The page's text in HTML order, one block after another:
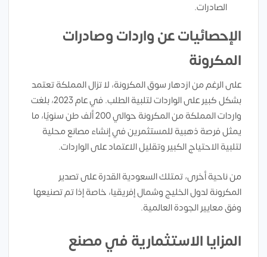
الصادرات.
الإحصائيات عن واردات وصادرات
المكرونة
على الرغم من ازدهار سوق المكرونة، لا تزال المملكة تعتمد
بشكل كبير على الواردات لتلبية الطلب. في عام 2023، بلغت
واردات المملكة من المكرونة حوالي 200 ألف طن سنويًا، ما
يمثل فرصة ذهبية للمستثمرين في إنشاء مصانع محلية
لتلبية الاحتياج الكبير وتقليل الاعتماد على الواردات.
من ناحية أخرى، تمتلك السعودية القدرة على تصدير
المكرونة لدول الخليج وشمال إفريقيا، خاصة إذا تم تصنيعها
وفق معايير الجودة العالمية.
المزايا الاستثمارية في مصنع